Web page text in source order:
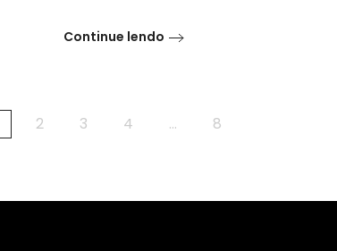
Continue lendo
2 3 4 … 8